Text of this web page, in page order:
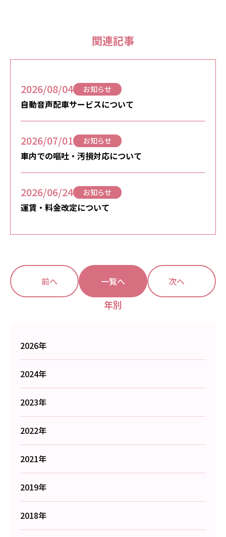
関連記事
2026/08/04 お知らせ
自動音声配車サービスについて
2026/07/01 お知らせ
車内での嘔吐・汚損対応について
2026/06/24 お知らせ
運賃・料金改定について
前へ 一覧へ 次へ
年別
2026年
2024年
2023年
2022年
2021年
2019年
2018年